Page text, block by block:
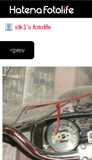
stk1's fotolife
<prev